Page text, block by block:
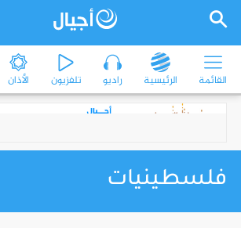
القائمة الرئيسية راديو تلفزيون الأذان
فلسطينيات